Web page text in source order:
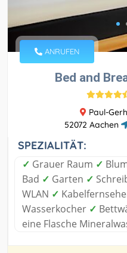
ANRUFEN
Bed and
Paul-
52072 Aachen
SPEZIALITÄT:
✓ Grauer Raum ✓
Bad ✓ Garten ✓
WLAN ✓
Wasserkocher ✓
eine Flasche